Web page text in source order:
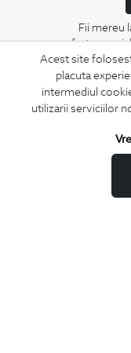
Acest site
placuta
intermediul
utilizarii serviciilor
Fii mereu
oferte